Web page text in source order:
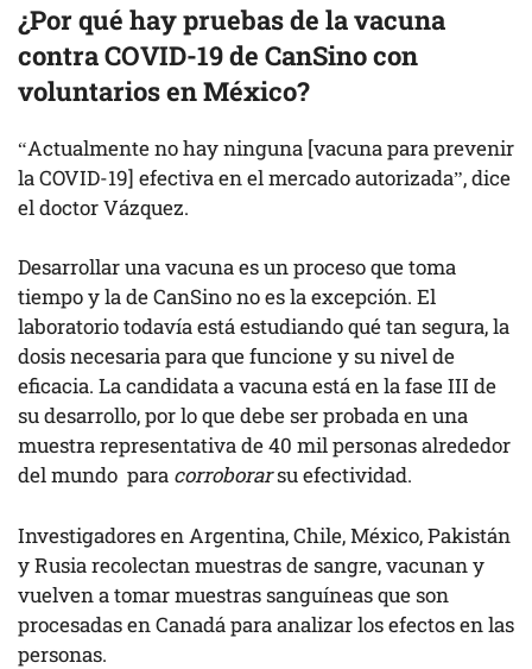
¿Por qué hay pruebas de la vacuna
contra COVID-19 de CanSino con
voluntarios en México?
“Actualmente no hay ninguna [vacuna para prevenir
la COVID-19] efectiva en el mercado autorizada”, dice
el doctor Vázquez.
Desarrollar una vacuna es un proceso que toma
tiempo y la de CanSino no es la excepción. El
laboratorio todavía está estudiando qué tan segura, la
dosis necesaria para que funcione y su nivel de
eficacia. La candidata a vacuna está en la fase III de
su desarrollo, por lo que debe ser probada en una
muestra representativa de 40 mil personas alrededor
del mundo para corroborarsu efectividad.
Investigadores en Argentina, Chile, México, Pakistán
y Rusia recolectan muestras de sangre, vacunan y
vuelven a tomar muestras sanguíneas que son
procesadas en Canadá para analizar los efectos en las
personas.